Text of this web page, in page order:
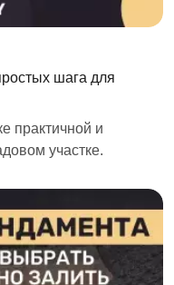
шага для
практичной и
участке.